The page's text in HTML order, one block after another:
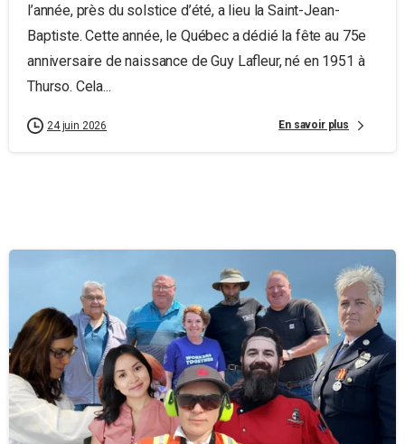
l’année, près du solstice d’été, a lieu la Saint-Jean-
Baptiste. Cette année, le Québec a dédié la fête au 75e
anniversaire de naissance de Guy Lafleur, né en 1951 à
Thurso. Cela...
24 juin 2026 En savoir plus